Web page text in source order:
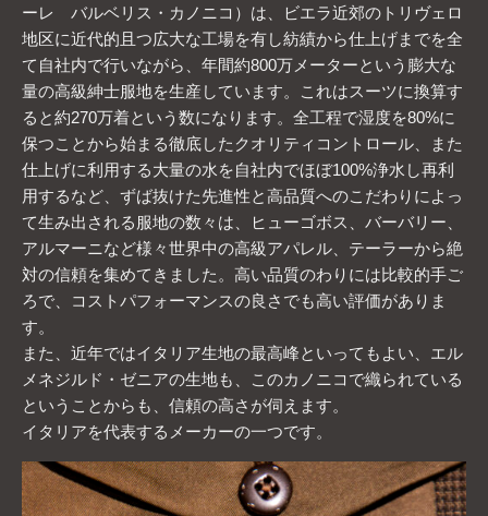
ーレ バルベリス・カノニコ）は、ビエラ近郊のトリヴェロ
地区に近代的且つ広大な工場を有し紡績から仕上げまでを全
て自社内で行いながら、年間約800万メーターという膨大な
量の高級紳士服地を生産しています。これはスーツに換算す
ると約270万着という数になります。全工程で湿度を80%に
保つことから始まる徹底したクオリティコントロール、また
仕上げに利用する大量の水を自社内でほぼ100%浄水し再利
用するなど、ずば抜けた先進性と高品質へのこだわりによっ
て生み出される服地の数々は、ヒューゴボス、バーバリー、
アルマーニなど様々世界中の高級アパレル、テーラーから絶
対の信頼を集めてきました。高い品質のわりには比較的手ご
ろで、コストパフォーマンスの良さでも高い評価がありま
す。
また、近年ではイタリア生地の最高峰といってもよい、エル
メネジルド・ゼニアの生地も、このカノニコで織られている
ということからも、信頼の高さが伺えます。
イタリアを代表するメーカーの一つです。